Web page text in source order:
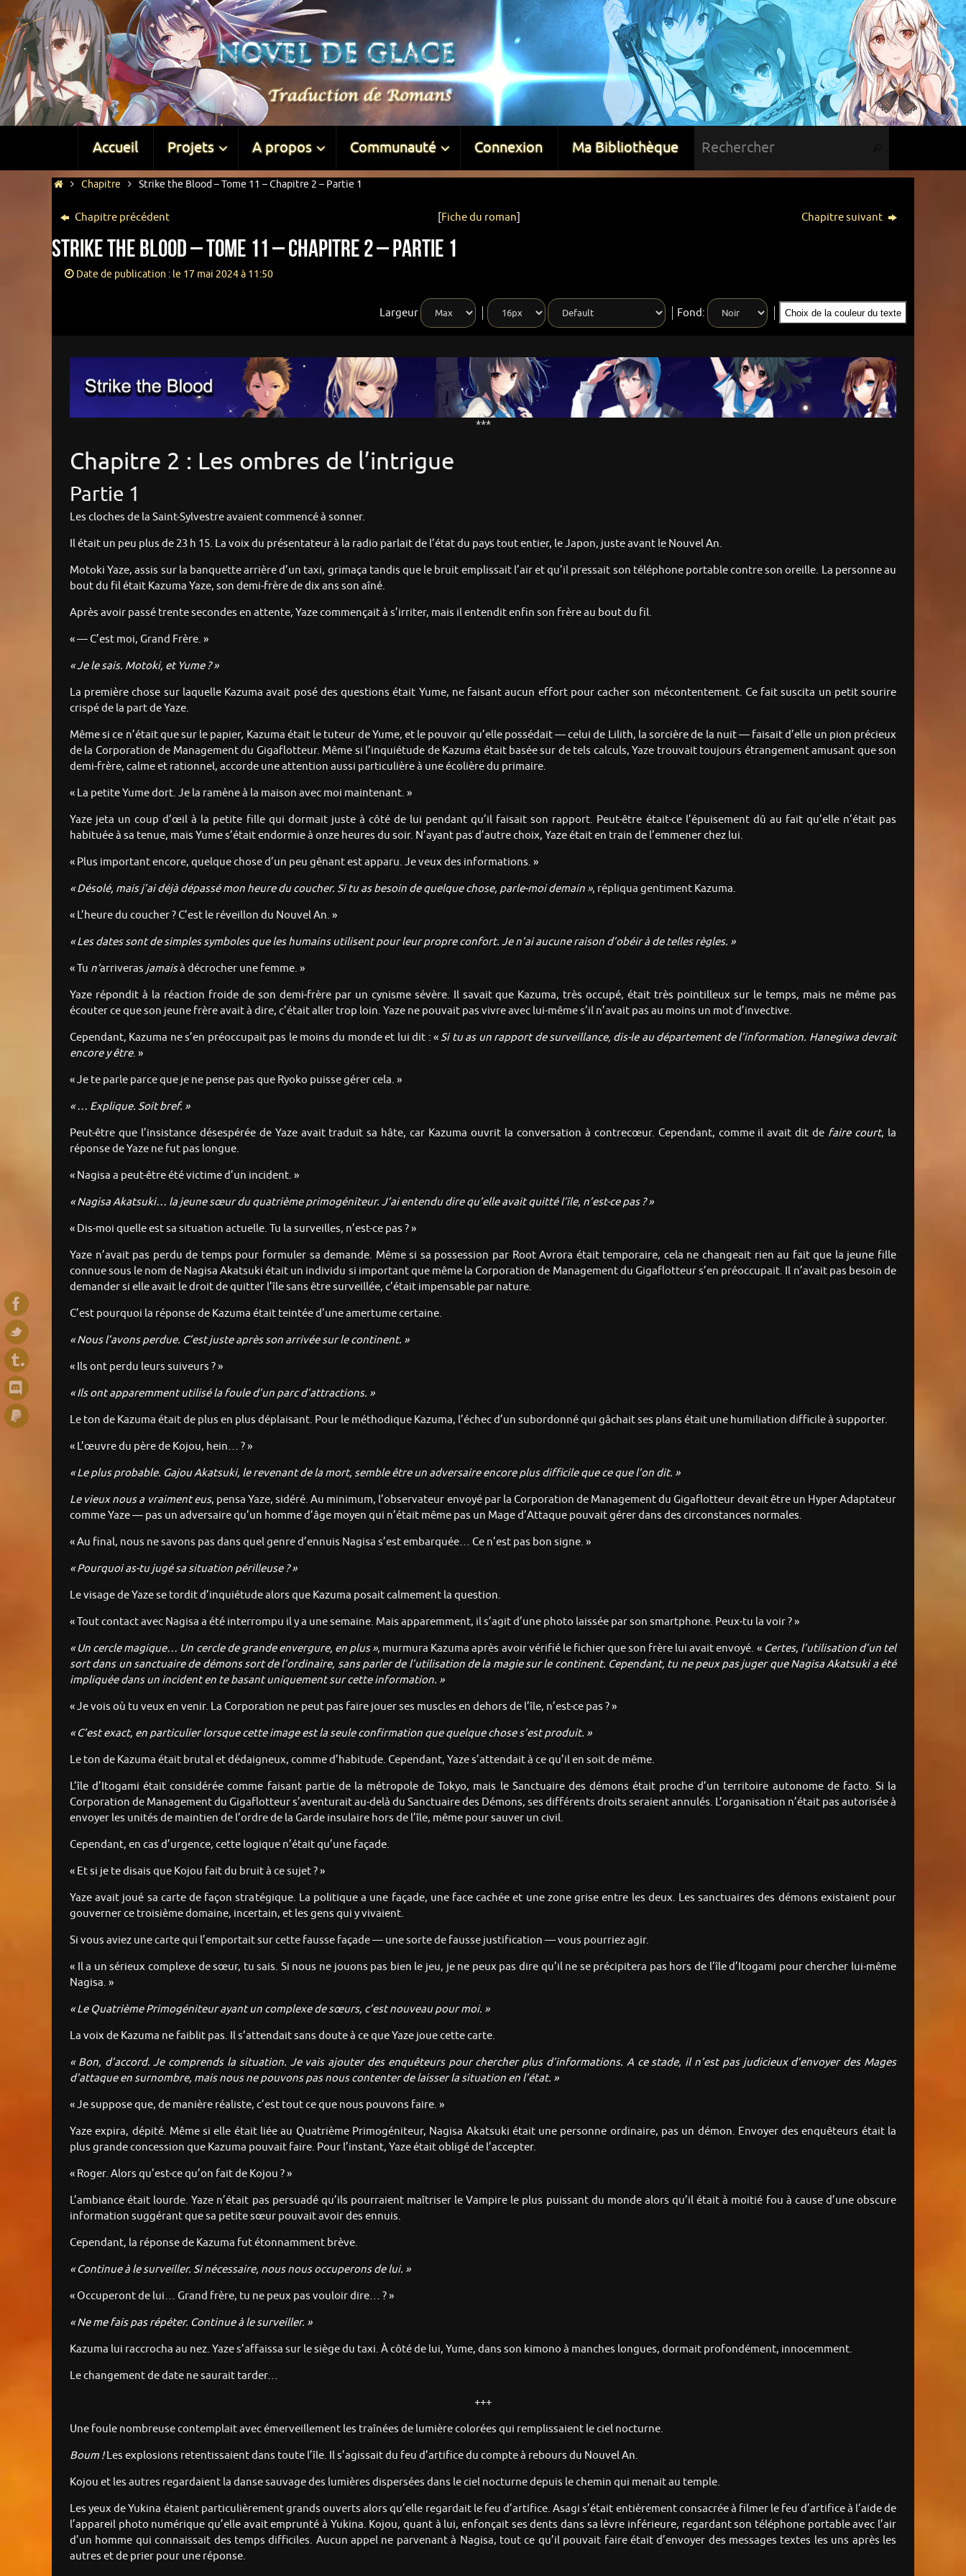
Accueil Projets A propos Communauté Connexion Ma Bibliothèque
Chapitre Strike the Blood – Tome 11 – Chapitre 2 – Partie 1
Chapitre précédent [Fiche du roman] Chapitre suivant
Strike the Blood – Tome 11 – Chapitre 2 – Partie 1
Date de publication : le 17 mai 2024 à 11:50
Largeur Fond: Choix de la couleur du texte
***
Chapitre 2 : Les ombres de l’intrigue
Partie 1
Les cloches de la Saint-Sylvestre avaient commencé à sonner.
Il était un peu plus de 23 h 15. La voix du présentateur à la radio parlait de l’état du pays tout entier, le Japon, juste avant le Nouvel An.
Motoki Yaze, assis sur la banquette arrière d’un taxi, grimaça tandis que le bruit emplissait l’air et qu’il pressait son téléphone portable contre son oreille. La personne au
bout du fil était Kazuma Yaze, son demi-frère de dix ans son aîné.
Après avoir passé trente secondes en attente, Yaze commençait à s’irriter, mais il entendit enfin son frère au bout du fil.
« — C’est moi, Grand Frère. »
« Je le sais. Motoki, et Yume ? »
La première chose sur laquelle Kazuma avait posé des questions était Yume, ne faisant aucun effort pour cacher son mécontentement. Ce fait suscita un petit sourire
crispé de la part de Yaze.
Même si ce n’était que sur le papier, Kazuma était le tuteur de Yume, et le pouvoir qu’elle possédait — celui de Lilith, la sorcière de la nuit — faisait d’elle un pion précieux
de la Corporation de Management du Gigaflotteur. Même si l’inquiétude de Kazuma était basée sur de tels calculs, Yaze trouvait toujours étrangement amusant que son
demi-frère, calme et rationnel, accorde une attention aussi particulière à une écolière du primaire.
« La petite Yume dort. Je la ramène à la maison avec moi maintenant. »
Yaze jeta un coup d’œil à la petite fille qui dormait juste à côté de lui pendant qu’il faisait son rapport. Peut-être était-ce l’épuisement dû au fait qu’elle n’était pas
habituée à sa tenue, mais Yume s’était endormie à onze heures du soir. N’ayant pas d’autre choix, Yaze était en train de l’emmener chez lui.
« Plus important encore, quelque chose d’un peu gênant est apparu. Je veux des informations. »
« Désolé, mais j’ai déjà dépassé mon heure du coucher. Si tu as besoin de quelque chose, parle-moi demain », répliqua gentiment Kazuma.
« L’heure du coucher ? C’est le réveillon du Nouvel An. »
« Les dates sont de simples symboles que les humains utilisent pour leur propre confort. Je n’ai aucune raison d’obéir à de telles règles. »
« Tu n’arriveras jamaisà décrocher une femme. »
Yaze répondit à la réaction froide de son demi-frère par un cynisme sévère. Il savait que Kazuma, très occupé, était très pointilleux sur le temps, mais ne même pas
écouter ce que son jeune frère avait à dire, c’était aller trop loin. Yaze ne pouvait pas vivre avec lui-même s’il n’avait pas au moins un mot d’invective.
Cependant, Kazuma ne s’en préoccupait pas le moins du monde et lui dit : «Si tu as un rapport de surveillance, dis-le au département de l’information. Hanegiwa devrait
encore y être. »
« Je te parle parce que je ne pense pas que Ryoko puisse gérer cela. »
« … Explique. Soit bref. »
Peut-être que l’insistance désespérée de Yaze avait traduit sa hâte, car Kazuma ouvrit la conversation à contrecœur. Cependant, comme il avait dit de faire court, la
réponse de Yaze ne fut pas longue.
« Nagisa a peut-être été victime d’un incident. »
« Nagisa Akatsuki… la jeune sœur du quatrième primogéniteur. J’ai entendu dire qu’elle avait quitté l’île, n’est-ce pas ? »
« Dis-moi quelle est sa situation actuelle. Tu la surveilles, n’est-ce pas ? »
Yaze n’avait pas perdu de temps pour formuler sa demande. Même si sa possession par Root Avrora était temporaire, cela ne changeait rien au fait que la jeune fille
connue sous le nom de Nagisa Akatsuki était un individu si important que même la Corporation de Management du Gigaflotteur s’en préoccupait. Il n’avait pas besoin de
demander si elle avait le droit de quitter l’île sans être surveillée, c’était impensable par nature.
C’est pourquoi la réponse de Kazuma était teintée d’une amertume certaine.
« Nous l’avons perdue. C’est juste après son arrivée sur le continent. »
« Ils ont perdu leurs suiveurs ? »
« Ils ont apparemment utilisé la foule d’un parc d’attractions. »
Le ton de Kazuma était de plus en plus déplaisant. Pour le méthodique Kazuma, l’échec d’un subordonné qui gâchait ses plans était une humiliation difficile à supporter.
« L’œuvre du père de Kojou, hein… ? »
« Le plus probable. Gajou Akatsuki, le revenant de la mort, semble être un adversaire encore plus difficile que ce que l’on dit. »
Le vieux nous a vraiment eus, pensa Yaze, sidéré. Au minimum, l’observateur envoyé par la Corporation de Management du Gigaflotteur devait être un Hyper Adaptateur
comme Yaze — pas un adversaire qu’un homme d’âge moyen qui n’était même pas un Mage d’Attaque pouvait gérer dans des circonstances normales.
« Au final, nous ne savons pas dans quel genre d’ennuis Nagisa s’est embarquée… Ce n’est pas bon signe. »
« Pourquoi as-tu jugé sa situation périlleuse ? »
Le visage de Yaze se tordit d’inquiétude alors que Kazuma posait calmement la question.
« Tout contact avec Nagisa a été interrompu il y a une semaine. Mais apparemment, il s’agit d’une photo laissée par son smartphone. Peux-tu la voir ? »
« Un cercle magique… Un cercle de grande envergure, en plus », murmura Kazuma après avoir vérifié le fichier que son frère lui avait envoyé. « Certes, l’utilisation d’un tel
sort dans un sanctuaire de démons sort de l’ordinaire, sans parler de l’utilisation de la magie sur le continent. Cependant, tu ne peux pas juger que Nagisa Akatsuki a été
impliquée dans un incident en te basant uniquement sur cette information. »
« Je vois où tu veux en venir. La Corporation ne peut pas faire jouer ses muscles en dehors de l’île, n’est-ce pas ? »
« C’est exact, en particulier lorsque cette image est la seule confirmation que quelque chose s’est produit. »
Le ton de Kazuma était brutal et dédaigneux, comme d’habitude. Cependant, Yaze s’attendait à ce qu’il en soit de même.
L’île d’Itogami était considérée comme faisant partie de la métropole de Tokyo, mais le Sanctuaire des démons était proche d’un territoire autonome de facto. Si la
Corporation de Management du Gigaflotteur s’aventurait au-delà du Sanctuaire des Démons, ses différents droits seraient annulés. L’organisation n’était pas autorisée à
envoyer les unités de maintien de l’ordre de la Garde insulaire hors de l’île, même pour sauver un civil.
Cependant, en cas d’urgence, cette logique n’était qu’une façade.
« Et si je te disais que Kojou fait du bruit à ce sujet ? »
Yaze avait joué sa carte de façon stratégique. La politique a une façade, une face cachée et une zone grise entre les deux. Les sanctuaires des démons existaient pour
gouverner ce troisième domaine, incertain, et les gens qui y vivaient.
Si vous aviez une carte qui l’emportait sur cette fausse façade — une sorte de fausse justification — vous pourriez agir.
« Il a un sérieux complexe de sœur, tu sais. Si nous ne jouons pas bien le jeu, je ne peux pas dire qu’il ne se précipitera pas hors de l’île d’Itogami pour chercher lui-même
Nagisa. »
« Le Quatrième Primogéniteur ayant un complexe de sœurs, c’est nouveau pour moi. »
La voix de Kazuma ne faiblit pas. Il s’attendait sans doute à ce que Yaze joue cette carte.
« Bon, d’accord. Je comprends la situation. Je vais ajouter des enquêteurs pour chercher plus d’informations. A ce stade, il n’est pas judicieux d’envoyer des Mages
d’attaque en surnombre, mais nous ne pouvons pas nous contenter de laisser la situation en l’état. »
« Je suppose que, de manière réaliste, c’est tout ce que nous pouvons faire. »
Yaze expira, dépité. Même si elle était liée au Quatrième Primogéniteur, Nagisa Akatsuki était une personne ordinaire, pas un démon. Envoyer des enquêteurs était la
plus grande concession que Kazuma pouvait faire. Pour l’instant, Yaze était obligé de l’accepter.
« Roger. Alors qu’est-ce qu’on fait de Kojou ? »
L’ambiance était lourde. Yaze n’était pas persuadé qu’ils pourraient maîtriser le Vampire le plus puissant du monde alors qu’il était à moitié fou à cause d’une obscure
information suggérant que sa petite sœur pouvait avoir des ennuis.
Cependant, la réponse de Kazuma fut étonnamment brève.
« Continue à le surveiller. Si nécessaire, nous nous occuperons de lui. »
« Occuperont de lui… Grand frère, tu ne peux pas vouloir dire… ? »
« Ne me fais pas répéter. Continue à le surveiller. »
Kazuma lui raccrocha au nez. Yaze s’affaissa sur le siège du taxi. À côté de lui, Yume, dans son kimono à manches longues, dormait profondément, innocemment.
Le changement de date ne saurait tarder…
+++
Une foule nombreuse contemplait avec émerveillement les traînées de lumière colorées qui remplissaient le ciel nocturne.
Boum !Les explosions retentissaient dans toute l’île. Il s’agissait du feu d’artifice du compte à rebours du Nouvel An.
Kojou et les autres regardaient la danse sauvage des lumières dispersées dans le ciel nocturne depuis le chemin qui menait au temple.
Les yeux de Yukina étaient particulièrement grands ouverts alors qu’elle regardait le feu d’artifice. Asagi s’était entièrement consacrée à filmer le feu d’artifice à l’aide de
l’appareil photo numérique qu’elle avait emprunté à Yukina. Kojou, quant à lui, enfonçait ses dents dans sa lèvre inférieure, regardant son téléphone portable avec l’air
d’un homme qui connaissait des temps difficiles. Aucun appel ne parvenant à Nagisa, tout ce qu’il pouvait faire était d’envoyer des messages textes les uns après les
autres et de prier pour une réponse.